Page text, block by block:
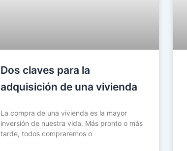
Dos claves para la
adquisición de una vivienda
La compra de una vivienda es la mayor
inversión de nuestra vida. Más pronto o más
tarde, todos compraremos o